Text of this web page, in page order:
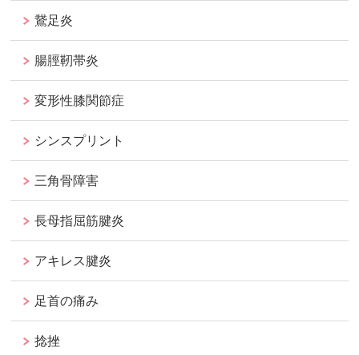
鵞足炎
腸脛靭帯炎
変形性膝関節症
シンスプリント
三角骨障害
長母指屈筋腱炎
アキレス腱炎
足首の痛み
捻挫